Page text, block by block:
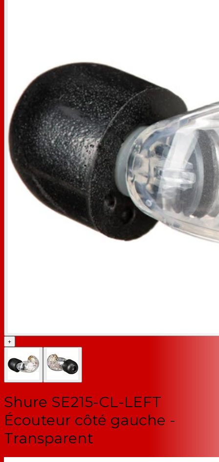
+
Shure SE215-CL-LEFT
Écouteur côté gauche -
Transparent